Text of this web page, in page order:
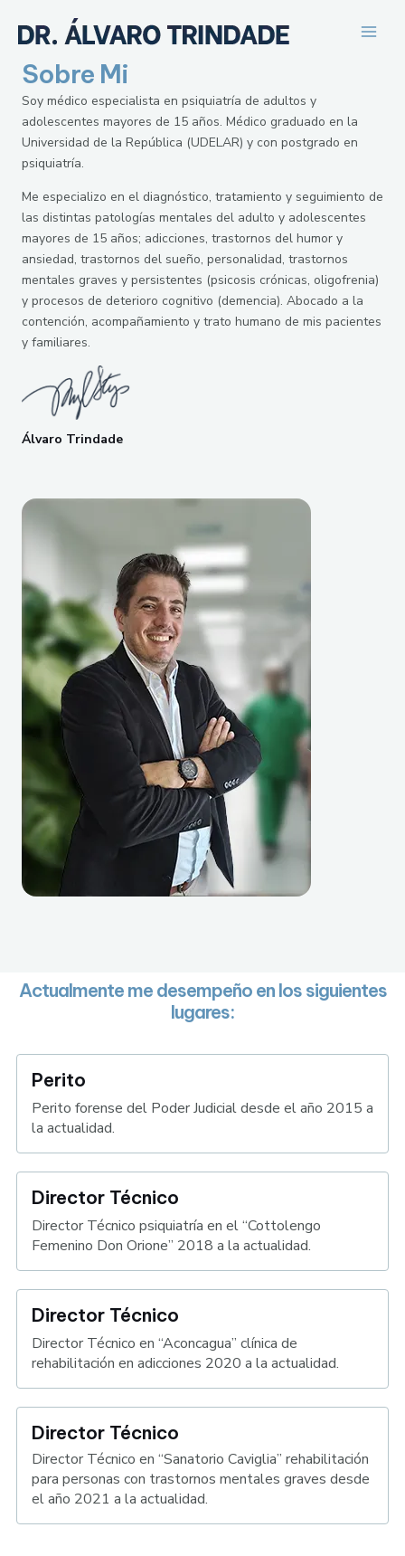
contenido
Sobre Mi
Soy médico especialista en psiquiatría de adultos y
adolescentes mayores de 15 años. Médico graduado en la
Universidad de la República (UDELAR) y con postgrado en
psiquiatría.
Me especializo en el diagnóstico, tratamiento y seguimiento de
las distintas patologías mentales del adulto y adolescentes
mayores de 15 años; adicciones, trastornos del humor y
ansiedad, trastornos del sueño, personalidad, trastornos
mentales graves y persistentes (psicosis crónicas, oligofrenia)
y procesos de deterioro cognitivo (demencia). Abocado a la
contención, acompañamiento y trato humano de mis pacientes
y familiares.
Álvaro Trindade
Actualmente me desempeño en los siguientes
lugares:
Perito
Perito forense del Poder Judicial desde el año 2015 a
la actualidad.
Director Técnico
Director Técnico psiquiatría en el “Cottolengo
Femenino Don Orione” 2018 a la actualidad.
Director Técnico
Director Técnico en “Aconcagua” clínica de
rehabilitación en adicciones 2020 a la actualidad.
Director Técnico
Director Técnico en “Sanatorio Caviglia” rehabilitación
para personas con trastornos mentales graves desde
el año 2021 a la actualidad.